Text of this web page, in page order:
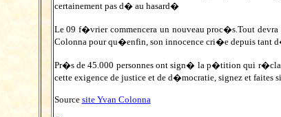
certainement pas d� au hasard�
Le 09 f�vrier commencera un nouveau proc�s.Tout
Colonna pour qu�enfin, son innocence cri�e depuis
Pr�s de 45.000 personnes ont sign� la p�tition qui
cette exigence de justice et de d�mocratie, signez et faites
Source site Yvan Colonna